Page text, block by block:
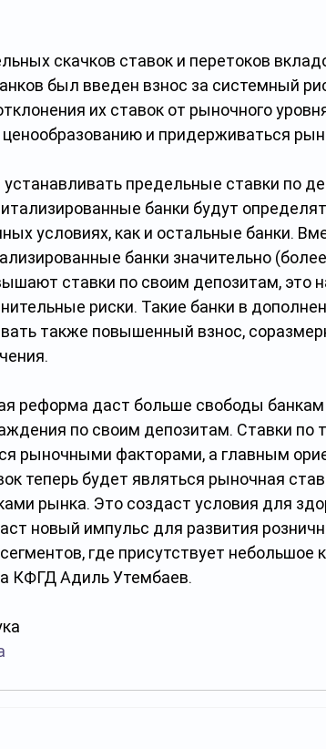
скачков ставок и перетоков
был введен взнос за системный
их ставок от рыночного
и придерживаться
предельные ставки по
банки будут
условиях, как и остальные банки.
банки значительно
ставки по своим депозитам, это
риски. Такие банки в
также повышенный взнос,
реформа даст больше свободы банкам
по своим депозитам. Ставки по
рыночными факторами, а главным
теперь будет являться рыночная
рынка. Это создаст условия для
новый импульс для развития
где присутствует небольшое
КФГД Адиль Утембаев.